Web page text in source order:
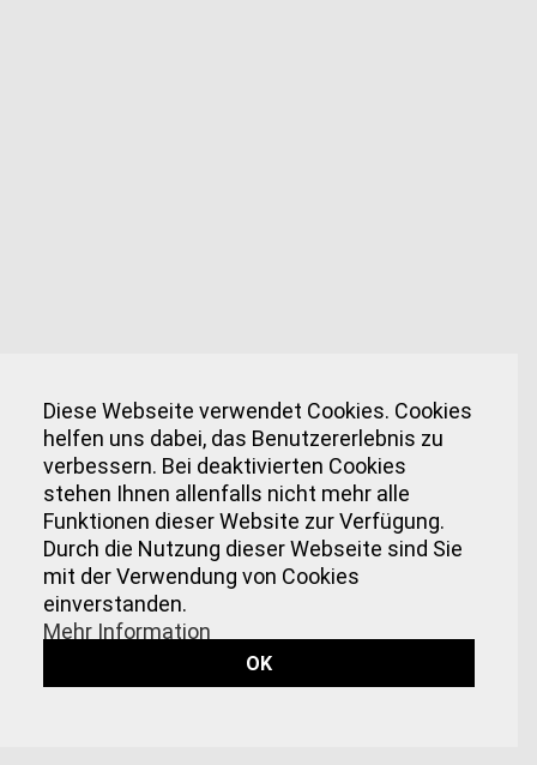
Diese Webseite verwendet Cookies. Cookies
helfen uns dabei, das Benutzererlebnis zu
verbessern. Bei deaktivierten Cookies
stehen Ihnen allenfalls nicht mehr alle
Funktionen dieser Website zur Verfügung.
Durch die Nutzung dieser Webseite sind Sie
mit der Verwendung von Cookies
einverstanden.
Mehr Information
OK